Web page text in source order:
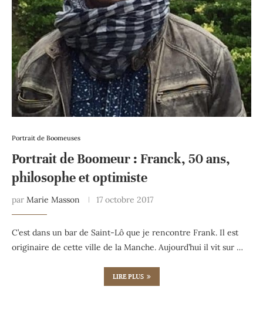
Portrait de Boomeuses
Portrait de Boomeur : Franck, 50 ans,
philosophe et optimiste
par Marie Masson 17 octobre 2017
C’est dans un bar de Saint-Lô que je rencontre Frank. Il est
originaire de cette ville de la Manche. Aujourd’hui il vit sur …
LIRE PLUS